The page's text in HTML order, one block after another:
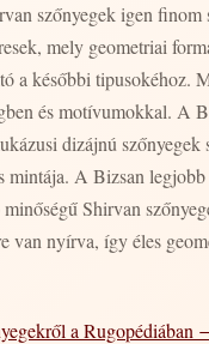
szőnyegek igen finom
formákba íves alakban imák
a későbbi tipusokéhoz.
és motívumokkal. A
dizájnú
jellegzetessége,
Shirvan
van nyírva, így éles
a Rugopédiában